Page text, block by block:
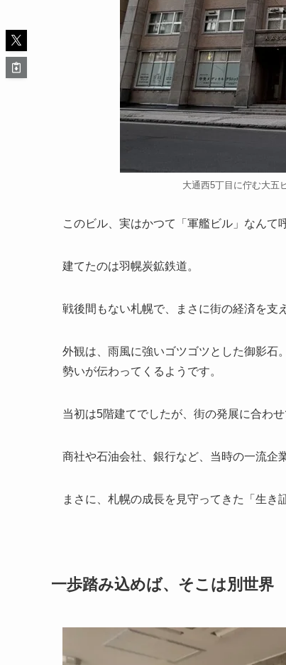
大通西5丁目に佇む大五
このビル、実はかつて「軍艦ビル」なんて
建てたのは羽幌炭鉱鉄道。
戦後間もない札幌で、まさに街の経済を支
外観は、雨風に強いゴツゴツとした御影石
勢いが伝わってくるようです。
当初は5階建てでしたが、街の発展に合わせ
商社や石油会社、銀行など、当時の一流企
まさに、札幌の成長を見守ってきた「生き
一歩踏み込めば、そこは別世界